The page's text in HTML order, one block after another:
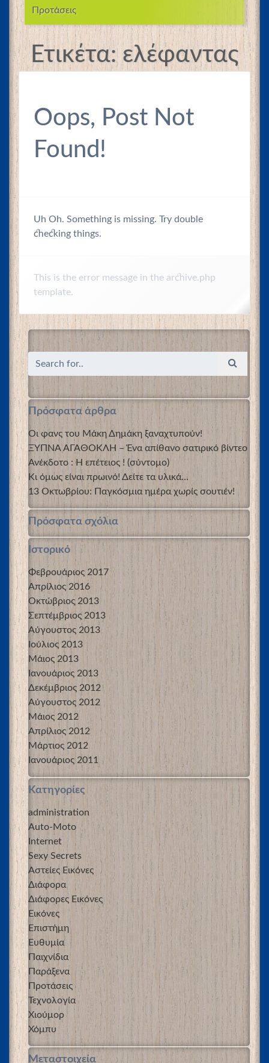
Προτάσεις
Ετικέτα: ελέφαντας
Oops, Post Not
Found!
Uh Oh. Something is missing. Try double
checking things.
This is the error message in the archive.php
template.
Πρόσφατα άρθρα
Οι φανς του Μάκη Δημάκη ξαναχτυπούν!
ΞΥΠΝΑ ΑΓΑΘΟΚΛΗ – Ένα απίθανο σατιρικό βίντεο
Ανέκδοτο : Η επέτειος ! (σύντομο)
Κι όμως είναι πρωινό! Δείτε τα υλικά…
13 Οκτωβρίου: Παγκόσμια ημέρα χωρίς σουτιέν!
Πρόσφατα σχόλια
Ιστορικό
Φεβρουάριος 2017
Απρίλιος 2016
Οκτώβριος 2013
Σεπτέμβριος 2013
Αύγουστος 2013
Ιούλιος 2013
Μάιος 2013
Ιανουάριος 2013
Δεκέμβριος 2012
Αύγουστος 2012
Μάιος 2012
Απρίλιος 2012
Μάρτιος 2012
Ιανουάριος 2011
Kατηγορίες
administration
Auto-Moto
Internet
Sexy Secrets
Αστείες Εικόνες
Διάφορα
Διάφορες Εικόνες
Εικόνες
Επιστήμη
Ευθυμία
Παιχνίδια
Παράξενα
Προτάσεις
Τεχνολογία
Χιούμορ
Χόμπυ
Μεταστοιχεία